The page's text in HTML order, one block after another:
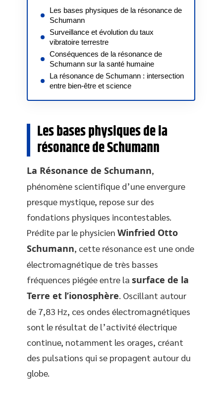
Les bases physiques de la résonance de
Schumann
Surveillance et évolution du taux
vibratoire terrestre
Conséquences de la résonance de
Schumann sur la santé humaine
La résonance de Schumann : intersection
entre bien-être et science
Les bases physiques de la
résonance de Schumann
La Résonance de Schumann,
phénomène scientifique d’une envergure
presque mystique, repose sur des
fondations physiques incontestables.
Prédite par le physicien Winfried Otto
Schumann, cette résonance est une onde
électromagnétique de très basses
fréquences piégée entre la surface de la
Terre et l’ionosphère. Oscillant autour
de 7,83 Hz, ces ondes électromagnétiques
sont le résultat de l’activité électrique
continue, notamment les orages, créant
des pulsations qui se propagent autour du
globe.